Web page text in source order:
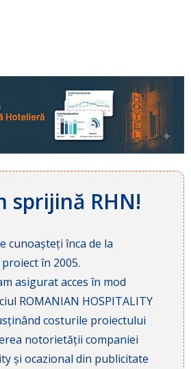
sprijină RHN!
cunoașteți înca de la
în 2005.
asigurat acces în mod
ROMANIAN HOSPITALITY
costurile proiectului
notorietății companiei
și ocazional din publicitate